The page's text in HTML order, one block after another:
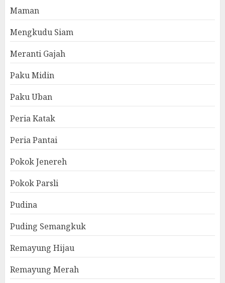
Maman
Mengkudu Siam
Meranti Gajah
Paku Midin
Paku Uban
Peria Katak
Peria Pantai
Pokok Jenereh
Pokok Parsli
Pudina
Puding Semangkuk
Remayung Hijau
Remayung Merah